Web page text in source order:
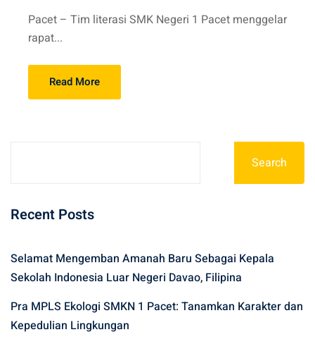
Pacet – Tim literasi SMK Negeri 1 Pacet menggelar
rapat...
Read More
Search
Recent Posts
Selamat Mengemban Amanah Baru Sebagai Kepala
Sekolah Indonesia Luar Negeri Davao, Filipina
Pra MPLS Ekologi SMKN 1 Pacet: Tanamkan Karakter dan
Kepedulian Lingkungan